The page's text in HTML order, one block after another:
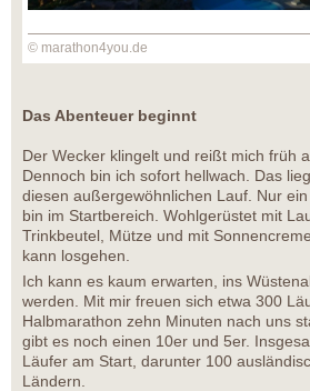
© marathon4you.de
Das Abenteuer beginnt
Der Wecker klingelt und reißt mich früh
Dennoch bin ich sofort hellwach. Das
diesen außergewöhnlichen Lauf. Nur
bin im Startbereich. Wohlgerüstet mit
Trinkbeutel, Mütze und mit
kann losgehen.
Ich kann es kaum erwarten, ins
werden. Mit mir freuen sich etwa 300
Halbmarathon zehn Minuten nach uns
gibt es noch einen 10er und 5er.
Läufer am Start, darunter 100
Ländern.